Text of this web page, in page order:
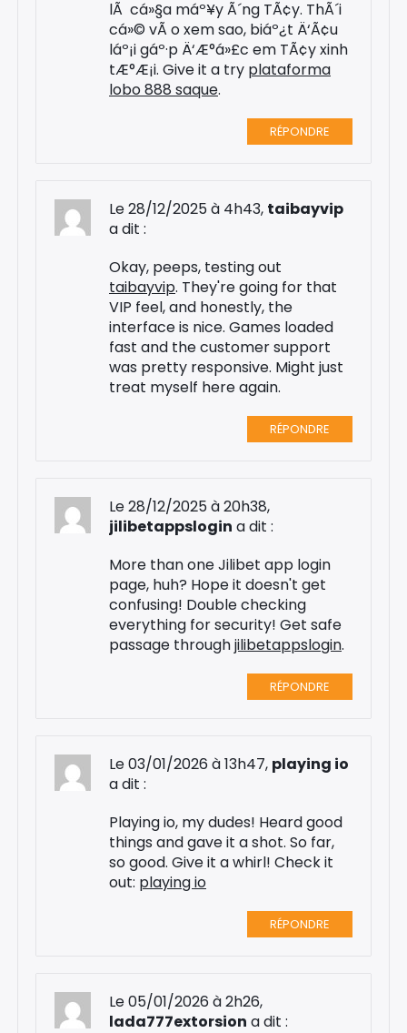
lÃ cá»§a máº¥y Ã´ng TÃ¢y. ThÃ´i
cá»© vÃ o xem sao, biáº¿t Ä‘Ã¢u
láº¡i gáº·p Ä‘Æ°á»£c em TÃ¢y xinh
tÆ°Æ¡i. Give it a try plataforma
lobo 888 saque.
RÉPONDRE
Le 28/12/2025 à 4h43, taibayvip
a dit :
Okay, peeps, testing out
taibayvip. They're going for that
VIP feel, and honestly, the
interface is nice. Games loaded
fast and the customer support
was pretty responsive. Might just
treat myself here again.
RÉPONDRE
Le 28/12/2025 à 20h38,
jilibetappslogin a dit :
More than one Jilibet app login
page, huh? Hope it doesn't get
confusing! Double checking
everything for security! Get safe
passage throughjilibetappslogin.
RÉPONDRE
Le 03/01/2026 à 13h47, playing io
a dit :
Playing io, my dudes! Heard good
things and gave it a shot. So far,
so good. Give it a whirl! Check it
out: playing io
RÉPONDRE
Le 05/01/2026 à 2h26,
lada777extorsion a dit :
Rechercher